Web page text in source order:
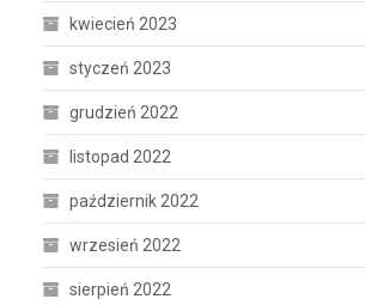
kwiecień 2023
styczeń 2023
grudzień 2022
listopad 2022
październik 2022
wrzesień 2022
sierpień 2022